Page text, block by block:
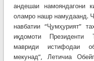
андешаи намояндагони
оламро нашр намудаанд.
навбатии “Ҷумҳурият”
иқдомоти Президенти
мавриди истифодаи
мекунад”, Летичиа